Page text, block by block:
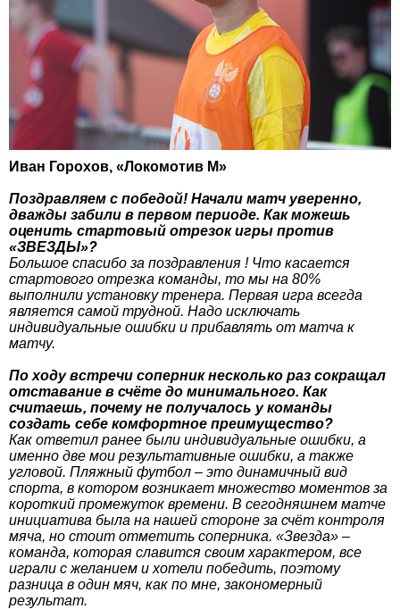
Иван Горохов, «Локомотив М»
Поздравляем с победой! Начали матч уверенно,
дважды забили в первом периоде. Как можешь
оценить стартовый отрезок игры против
«ЗВЕЗДЫ»?
Большое спасибо за поздравления ! Что касается
стартового отрезка команды, то мы на 80%
выполнили установку тренера. Первая игра всегда
является самой трудной. Надо исключать
индивидуальные ошибки и прибавлять от матча к
матчу.
По ходу встречи соперник несколько раз сокращал
отставание в счёте до минимального. Как
считаешь, почему не получалось у команды
создать себе комфортное преимущество?
Как ответил ранее были индивидуальные ошибки, а
именно две мои результативные ошибки, а также
угловой. Пляжный футбол – это динамичный вид
спорта, в котором возникает множество моментов за
короткий промежуток времени. В сегодняшнем матче
инициатива была на нашей стороне за счёт контроля
мяча, но стоит отметить соперника. «Звезда» –
команда, которая славится своим характером, все
играли с желанием и хотели победить, поэтому
разница в один мяч, как по мне, закономерный
результат.